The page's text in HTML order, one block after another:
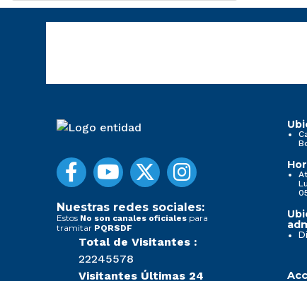
Nuestras redes sociales:
Estos No son canales oficiales para
tramitar PQRSDF
Total de Visitantes :
22245578
Visitantes Últimas 24